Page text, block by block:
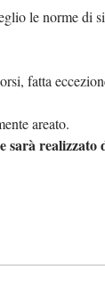
le norme di
fatta
areato.
realizzato